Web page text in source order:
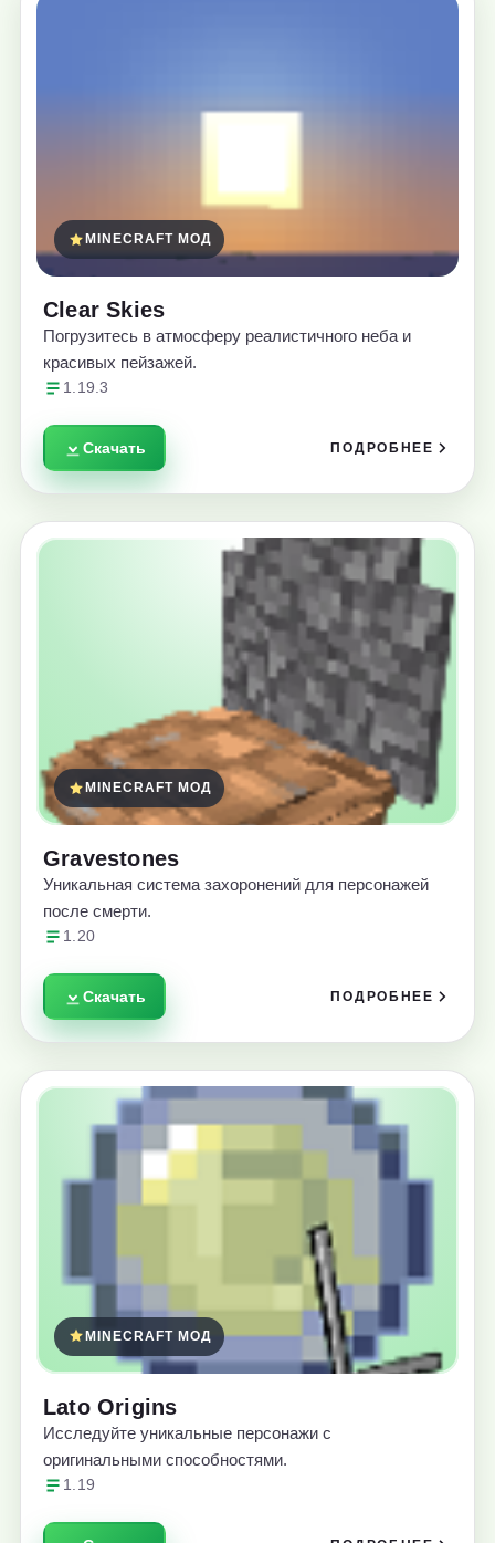
MINECRAFT МОД
Clear Skies
Погрузитесь в атмосферу реалистичного неба и
красивых пейзажей.
1.19.3
Скачать ПОДРОБНЕЕ
MINECRAFT МОД
Gravestones
Уникальная система захоронений для персонажей
после смерти.
1.20
Скачать ПОДРОБНЕЕ
MINECRAFT МОД
Lato Origins
Исследуйте уникальные персонажи с
оригинальными способностями.
1.19